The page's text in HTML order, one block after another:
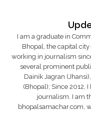
I am a graduate in
Bhopal, the capital city
working in journalism
several prominent
Dainik Jagran
(Bhopal); Since 2012,
journalism. I am
bhopalsamachar.com,